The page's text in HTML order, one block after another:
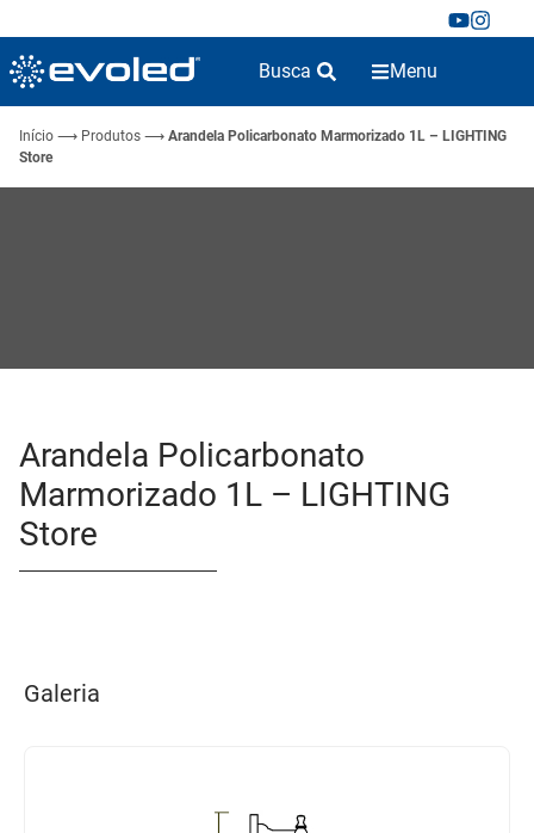
Menu
Busca
Início ⟶ Produtos ⟶ Arandela Policarbonato Marmorizado 1L – LIGHTING
Store
Arandela Policarbonato
Marmorizado 1L – LIGHTING
Store
Galeria